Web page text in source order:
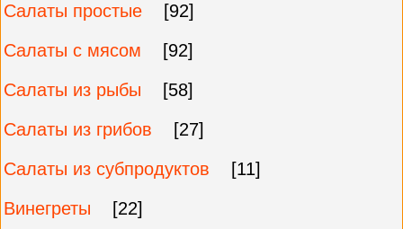
Салаты простые
[92]
Салаты с мясом
[92]
Салаты из рыбы
[58]
Салаты из грибов
[27]
Салаты из субпродуктов
[11]
Винегреты
[22]